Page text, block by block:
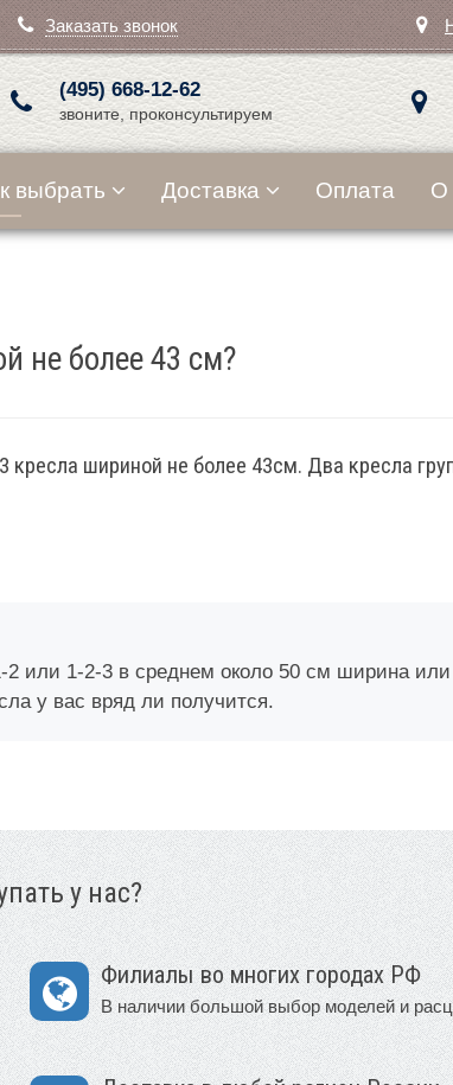
Заказать звонок
(495) 668-12-62
звоните, проконсультируем
выбрать Доставка Оплата О
не более 43 см?
кресла шириной не более 43см. Два кресла
2 или 1-2-3 в среднем около 50 см ширина
у вас вряд ли получится.
у нас?
Филиалы во многих городах РФ
В наличии большой выбор моделей и